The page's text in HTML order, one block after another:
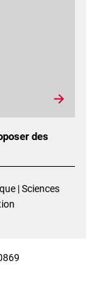
des
| Sciences